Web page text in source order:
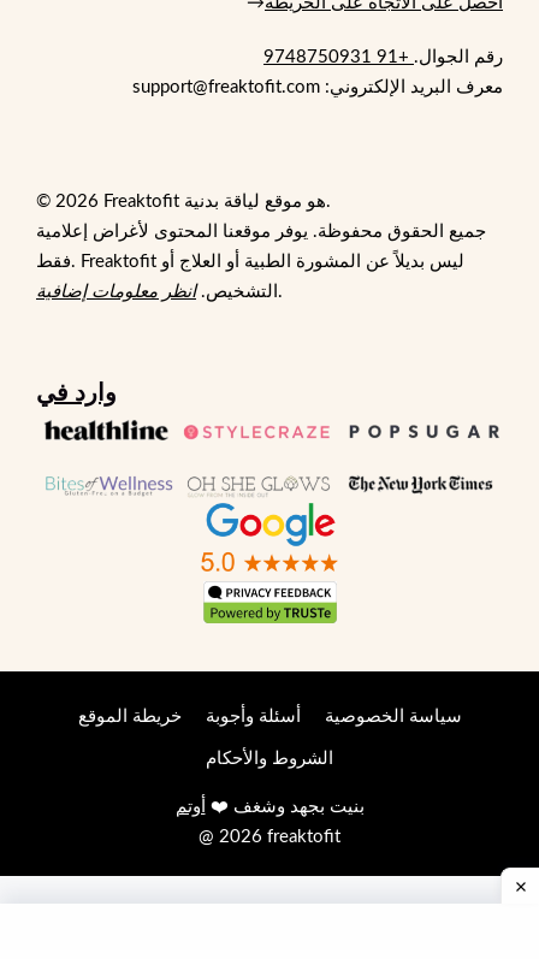
رقم الجوال. +91 9748750931
معرف البريد الإلكتروني: support@freaktofit.com
© 2026 Freaktofit هو موقع لياقة بدنية.
جميع الحقوق محفوظة. يوفر موقعنا المحتوى لأغراض إعلامية
فقط. Freaktofit ليس بديلاً عن المشورة الطبية أو العلاج أو
التشخيص.انظر معلومات إضافية .
وارد في
خريطة الموقع أسئلة وأجوبة سياسة الخصوصية
الشروط والأحكام
بنيت بجهد وشغف ❤️ أوتم
@ 2026 freaktofit